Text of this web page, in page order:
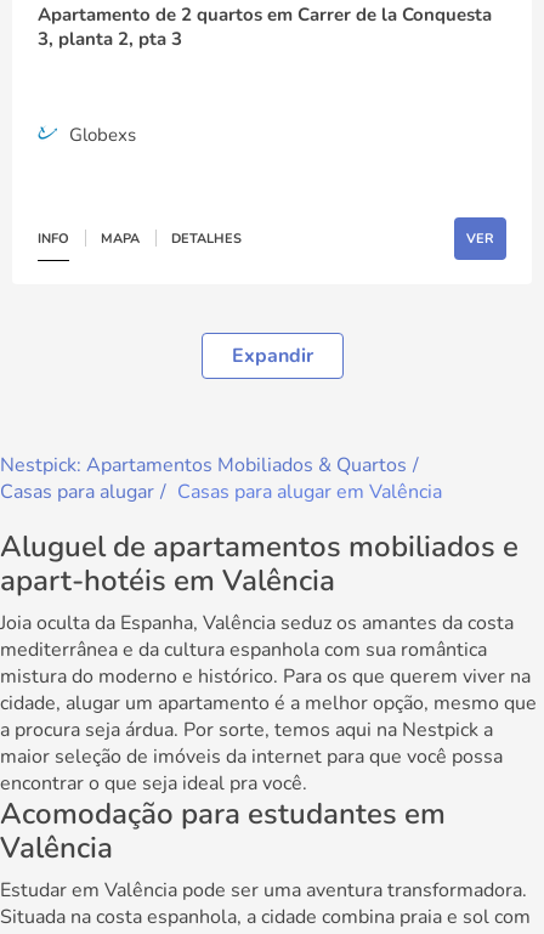
Apartamento de 2 quartos em Carrer de la Conquesta
3, planta 2, pta 3
Globexs
INFO MAPA DETALHES VER
Expandir
Nestpick: Apartamentos Mobiliados & Quartos
Casas para alugar
Casas para alugar em Valência
Aluguel de apartamentos mobiliados e
apart-hotéis em Valência
Joia oculta da Espanha, Valência seduz os amantes da costa
mediterrânea e da cultura espanhola com sua romântica
mistura do moderno e histórico. Para os que querem viver na
cidade, alugar um apartamento é a melhor opção, mesmo que
a procura seja árdua. Por sorte, temos aqui na Nestpick a
maior seleção de imóveis da internet para que você possa
encontrar o que seja ideal pra você.
Acomodação para estudantes em
Valência
Estudar em Valência pode ser uma aventura transformadora.
Situada na costa espanhola, a cidade combina praia e sol com